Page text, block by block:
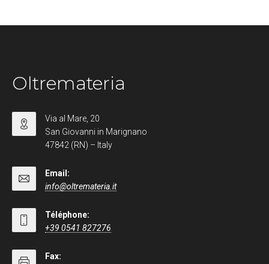
Oltremateria
Via al Mare, 20
San Giovanni in Marignano
47842 (RN) – Italy
Email:
info@oltremateria.it
Téléphone:
+39 0541 827276
Fax: